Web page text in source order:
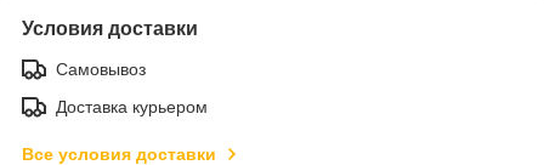
Условия доставки
Самовывоз
Доставка курьером
Все условия доставки